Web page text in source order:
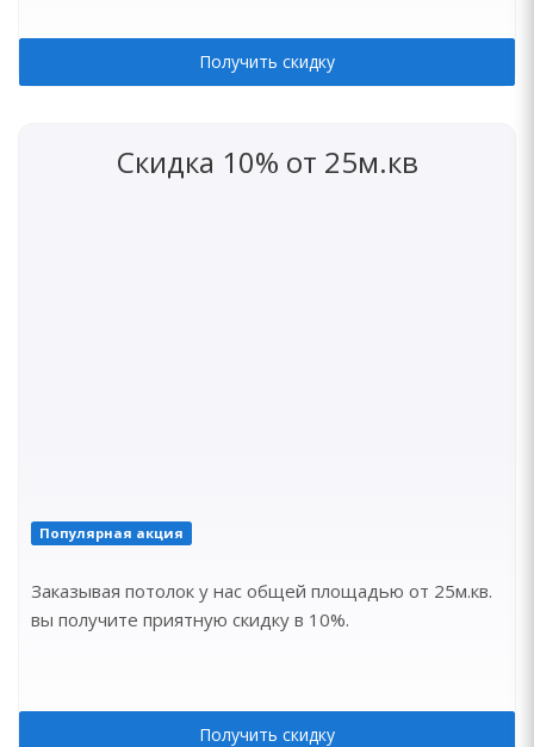
Получить скидку
Скидка 10% от 25м.кв
Популярная акция
Заказывая потолок у нас общей площадью от 25м.кв.
вы получите приятную скидку в 10%.
Получить скидку